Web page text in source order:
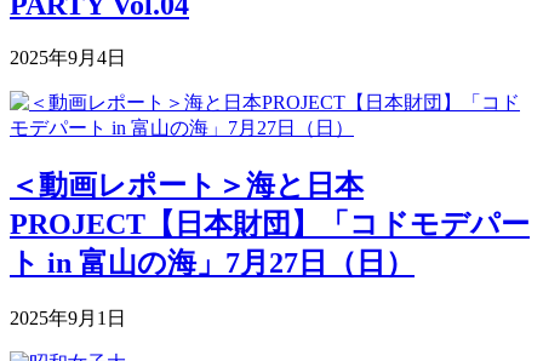
2025年9月4日
＜動画レポート＞海と日本
PROJECT【日本財団】「コドモデパー
ト in 富山の海」7月27日（日）
2025年9月1日